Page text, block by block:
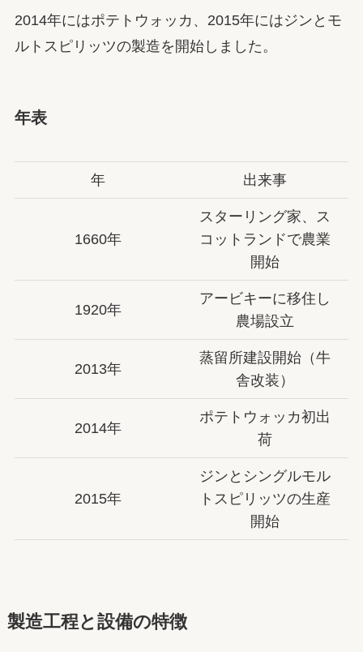
2014年にはポテトウォッカ、2015年にはジンとモ
ルトスピリッツの製造を開始しました。
年表
年 出来事
1660年
スターリング家、ス
コットランドで農業
開始
1920年
アービキーに移住し
農場設立
2013年
蒸留所建設開始（牛
舎改装）
2014年
ポテトウォッカ初出
荷
2015年
ジンとシングルモル
トスピリッツの生産
開始
製造工程と設備の特徴